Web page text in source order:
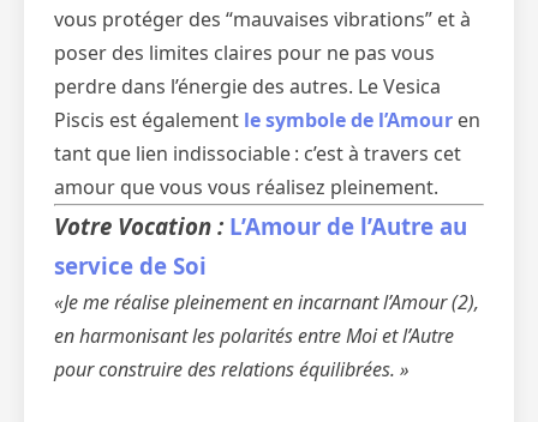
vous protéger des “mauvaises vibrations” et à
poser des limites claires pour ne pas vous
perdre dans l’énergie des autres. Le Vesica
Piscis est également le symbole de l’Amour en
tant que lien indissociable : c’est à travers cet
amour que vous vous réalisez pleinement.
Votre Vocation : L’Amour de l’Autre au
service de Soi
«Je me réalise pleinement en incarnant l’Amour (2),
en harmonisant les polarités entre Moi et l’Autre
pour construire des relations équilibrées. »